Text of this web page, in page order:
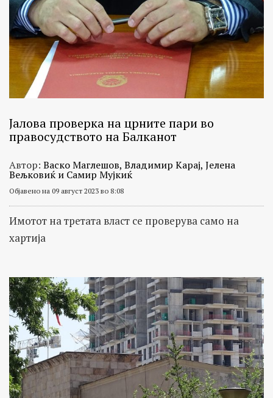
Јалова проверка на црните пари во
правосудството на Балканот
Автор: Васко Маглешов, Владимир Карај, Јелена
Вељковиќ и Самир Мујкиќ
Објавено на 09 август 2023 во 8:08
Имотот на третата власт се проверува само на
хартија